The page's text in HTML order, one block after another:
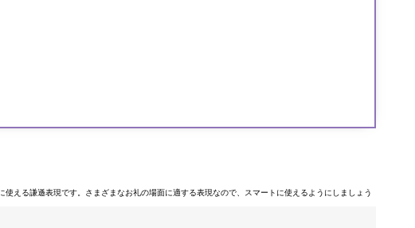
使える謙遜表現です。さまざまなお礼の場面に適する表現なので、スマートに使えるようにしましょう